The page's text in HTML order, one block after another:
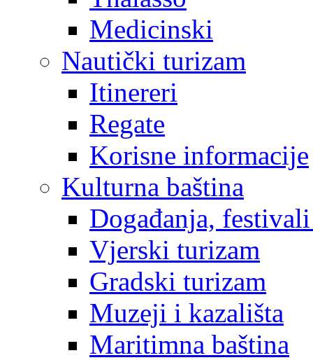
Medicinski
Nautički turizam
Itinereri
Regate
Korisne informacije
Kulturna baština
Događanja,
Vjerski turizam
Gradski turizam
Muzeji i kazališta
Maritimna baština